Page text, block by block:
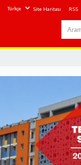
Site Haritası RSS